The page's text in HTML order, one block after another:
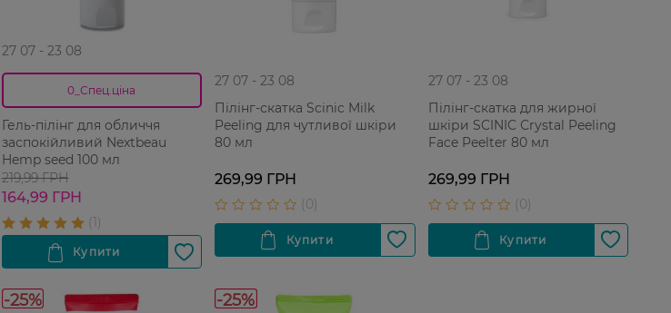
27 07 - 23 08
0_Спец.ціна
Гель-пілінг для обличчя
заспокійливий Nextbeau
Hemp seed 100 мл
219,99 ГРН
164,99 ГРН
27 07 - 23 08
Пілінг-скатка Scinic Milk
Peeling для чутливої шкіри
80 мл
269,99 ГРН
27 07 - 23 08
Пілінг-скатка для жирної
шкіри SCINIC Сrystal Peeling
Face Peelter 80 мл
269,99 ГРН
-25% -25%